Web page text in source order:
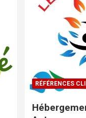
RÉFÉRENCES